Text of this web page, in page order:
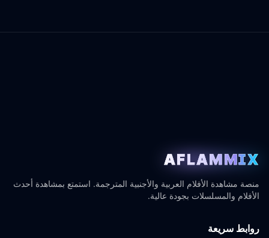
AFLAMMIX
منصة مشاهدة الأفلام العربية والأجنبية المترجمة. استمتع بمشاهدة أحدث
الأفلام والمسلسلات بجودة عالية.
روابط سريعة